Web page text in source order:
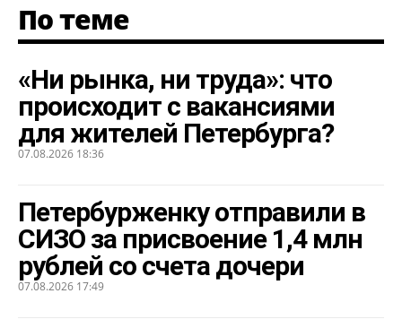
По теме
«Ни рынка, ни труда»: что
происходит с вакансиями
для жителей Петербурга?
07.08.2026 18:36
Петербурженку отправили в
СИЗО за присвоение 1,4 млн
рублей со счета дочери
07.08.2026 17:49